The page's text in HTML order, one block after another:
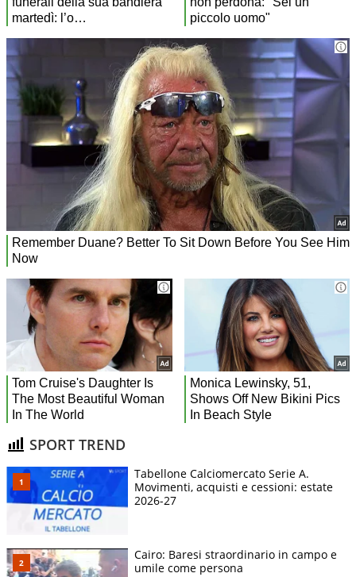
SPORT TREND
Tabellone Calciomercato Serie A.
Movimenti, acquisti e cessioni: estate
2026-27
Cairo: Baresi straordinario in campo e
umile come persona